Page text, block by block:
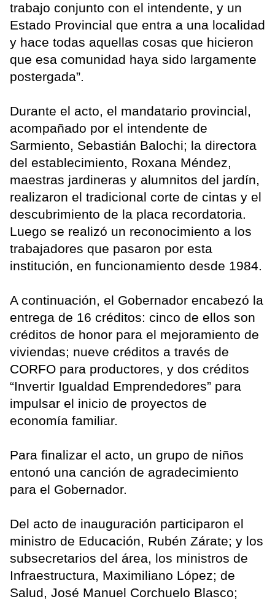
trabajo conjunto con el intendente, y un
Estado Provincial que entra a una localidad
y hace todas aquellas cosas que hicieron
que esa comunidad haya sido largamente
postergada”.
Durante el acto, el mandatario provincial,
acompañado por el intendente de
Sarmiento, Sebastián Balochi; la directora
del establecimiento, Roxana Méndez,
maestras jardineras y alumnitos del jardín,
realizaron el tradicional corte de cintas y el
descubrimiento de la placa recordatoria.
Luego se realizó un reconocimiento a los
trabajadores que pasaron por esta
institución, en funcionamiento desde 1984.
A continuación, el Gobernador encabezó la
entrega de 16 créditos: cinco de ellos son
créditos de honor para el mejoramiento de
viviendas; nueve créditos a través de
CORFO para productores, y dos créditos
“Invertir Igualdad Emprendedores” para
impulsar el inicio de proyectos de
economía familiar.
Para finalizar el acto, un grupo de niños
entonó una canción de agradecimiento
para el Gobernador.
Del acto de inauguración participaron el
ministro de Educación, Rubén Zárate; y los
subsecretarios del área, los ministros de
Infraestructura, Maximiliano López; de
Salud, José Manuel Corchuelo Blasco;